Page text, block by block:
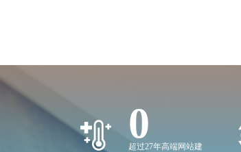
0
超过27年高端网站建